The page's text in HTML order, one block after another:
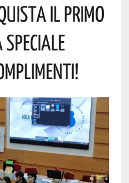
Il Primo